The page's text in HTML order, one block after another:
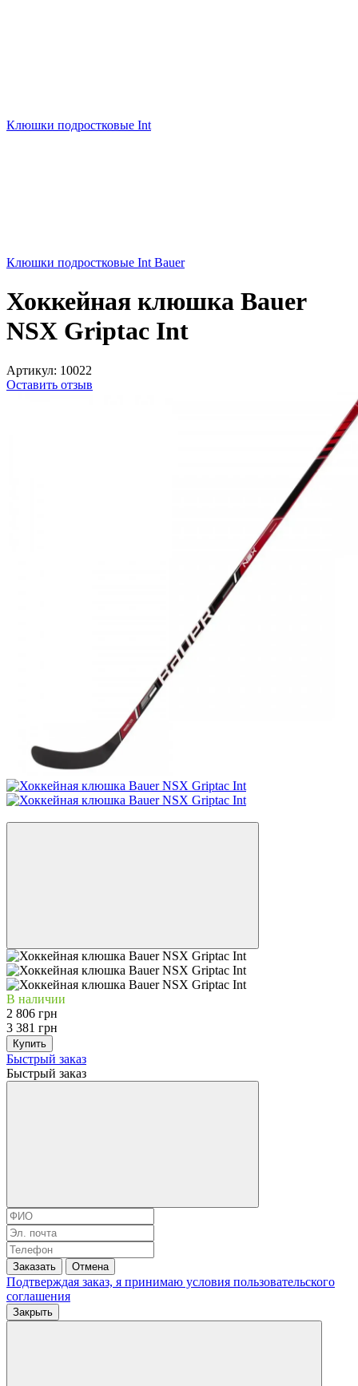
Клюшки подростковые Int
Клюшки подростковые Int Bauer
Хоккейная клюшка Bauer
NSX Griptac Int
Артикул: 10022
Оставить отзыв
В наличии
2 806 грн
3 381 грн
Купить
Быстрый заказ
Быстрый заказ
Заказать Отмена
Подтверждая заказ, я принимаю условия пользовательского
соглашения
Закрыть